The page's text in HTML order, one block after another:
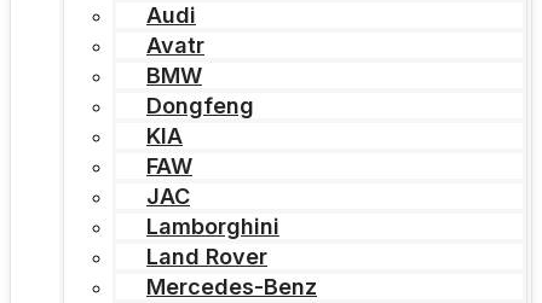
Audi
Avatr
BMW
Dongfeng
KIA
FAW
JAC
Lamborghini
Land Rover
Mercedes-Benz